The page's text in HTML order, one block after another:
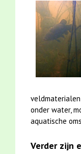
onder water,
aquatische
Verder zijn